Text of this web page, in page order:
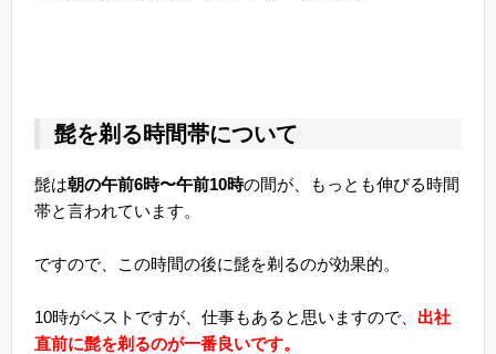
髭を剃る時間帯について
髭は朝の午前6時〜午前10時の間が、もっとも伸びる時間
帯と言われています。
ですので、この時間の後に髭を剃るのが効果的。
10時がベストですが、仕事もあると思いますので、 出社
直前に髭を剃るのが一番良いです。